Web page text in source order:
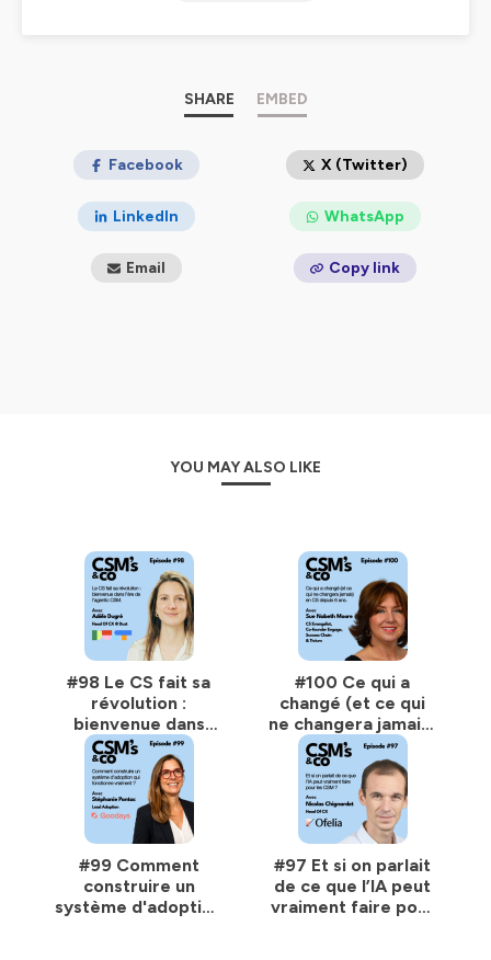
progresser ! Leurs managers, clients et équipes sont
aussi de la partie pour donner encore plus de conseils
nous !
Hébergé par Ausha. Visitez
ausha.co/politique-de-
confidentialitepour plus d'informations.
SHARE EMBED
Facebook X (Twitter)
LinkedIn WhatsApp
Email Copy link
YOU MAY ALSO LIKE
#98 Le CS fait sa
révolution :
bienvenue dans
l’ère de l’agentic
CSM. Avec Adèle
Dugré, Head of CX
chez Dust
#100 Ce qui a
changé (et ce qui
ne changera jamais)
en CS depuis 6 ans,
avec Sue Nabeth
Moore, CS
Evangelist & Co-
founder
#99 Comment
construire un
système d'adoption
#97 Et si on parlait
de ce que l’IA peut
vraiment faire pour